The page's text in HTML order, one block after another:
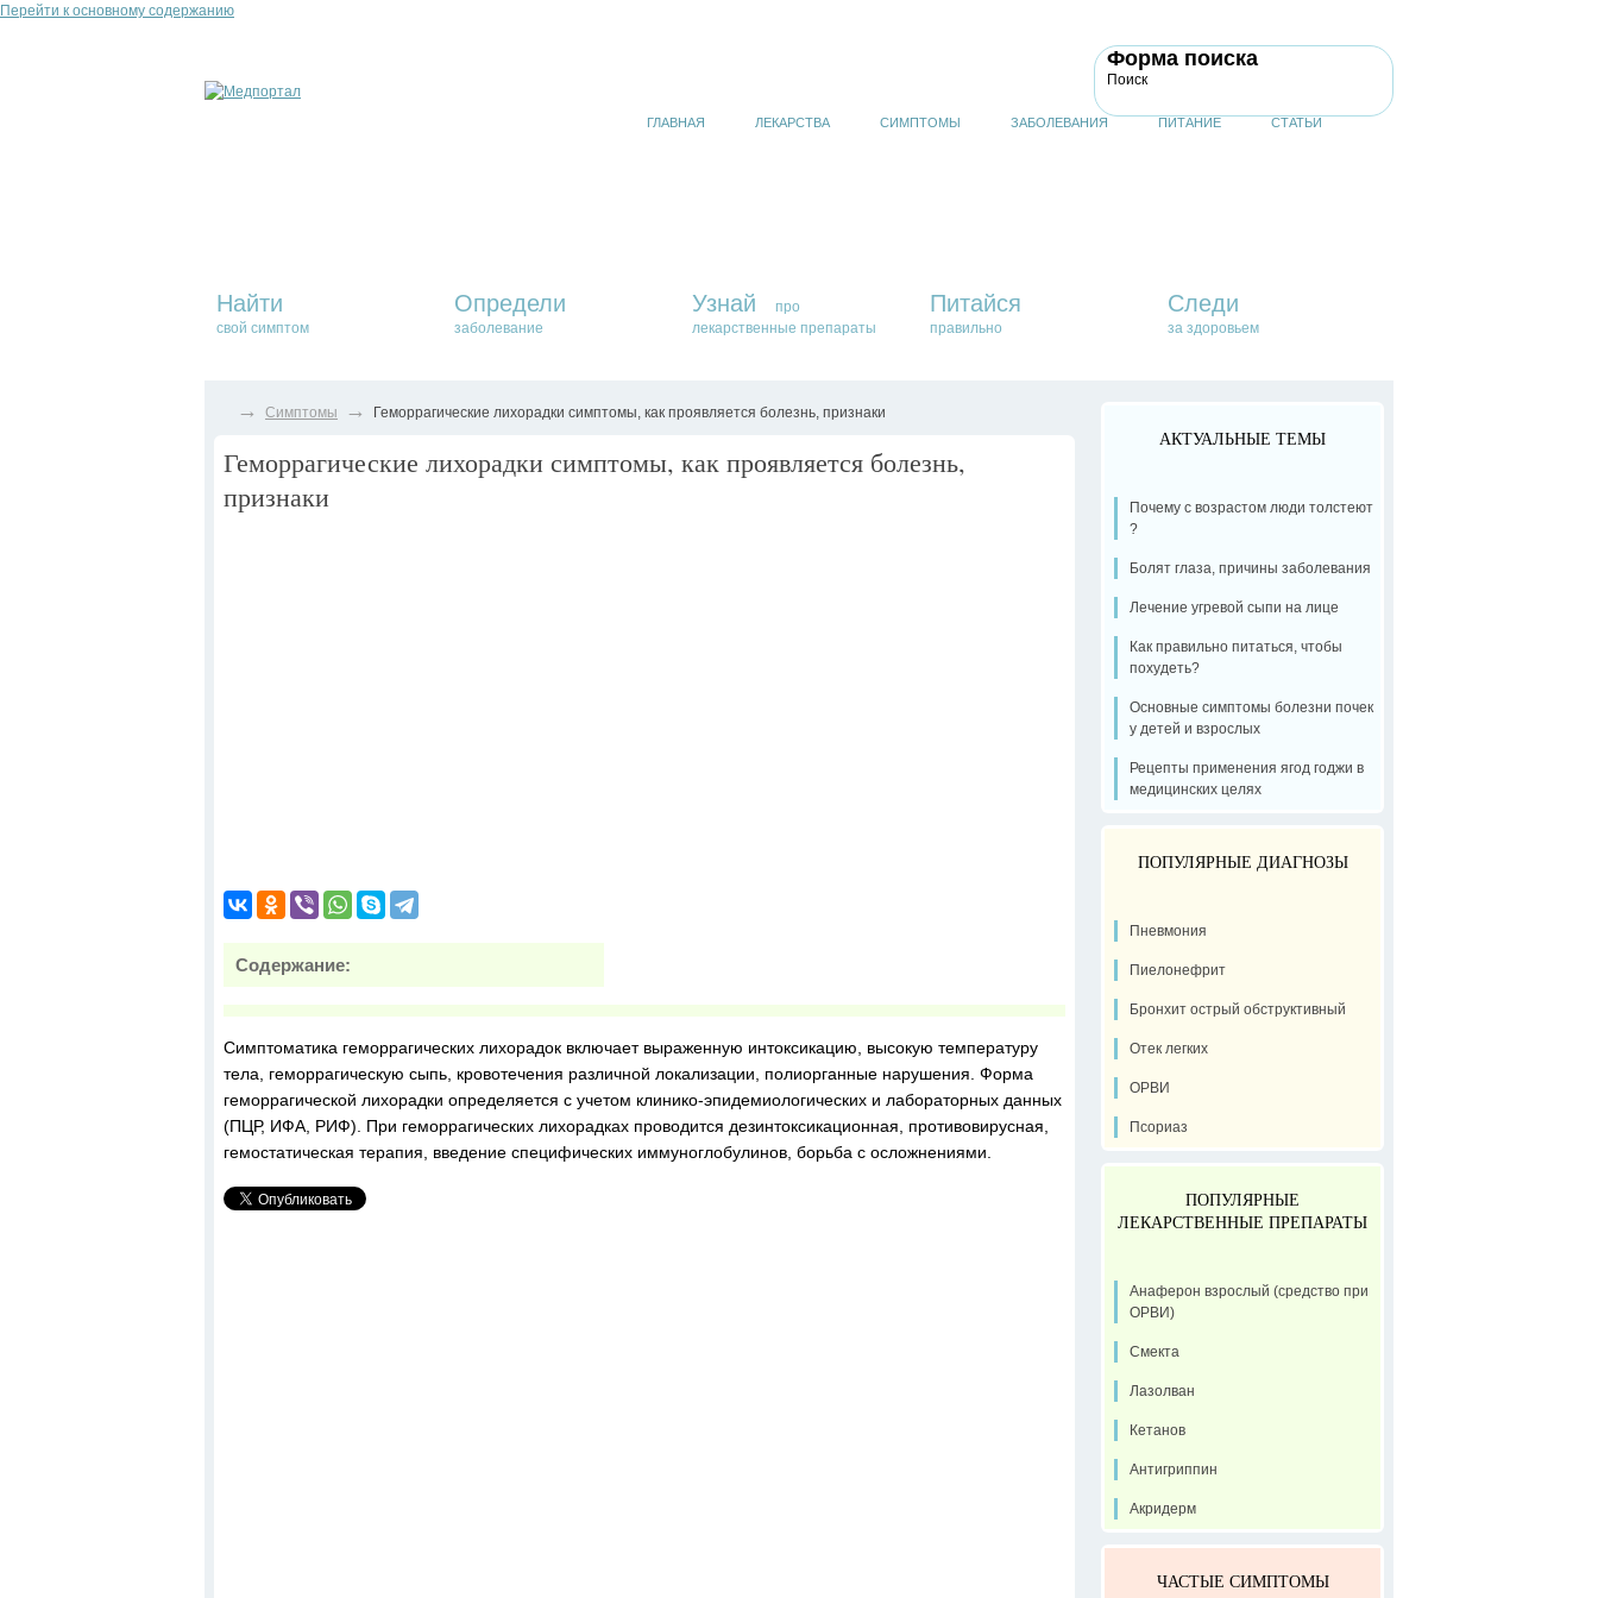
Перейти к основному содержанию
Форма поиска
Поиск
ГЛАВНАЯ ЛЕКАРСТВА СИМПТОМЫ ЗАБОЛЕВАНИЯ ПИТАНИЕ СТАТЬИ
Найти
свой симптом
Определи
заболевание
Узнай
про
лекарственные препараты
Питайся
правильно
Следи
за здоровьем
→ Симптомы → Геморрагические лихорадки симптомы, как проявляется болезнь, признаки
Геморрагические лихорадки симптомы, как проявляется болезнь,
признаки
Содержание:
Симптоматика геморрагических лихорадок включает выраженную интоксикацию, высокую температуру
тела, геморрагическую сыпь, кровотечения различной локализации, полиорганные нарушения. Форма
геморрагической лихорадки определяется с учетом клинико-эпидемиологических и лабораторных данных
(ПЦР, ИФА, РИФ). При геморрагических лихорадках проводится дезинтоксикационная, противовирусная,
гемостатическая терапия, введение специфических иммуноглобулинов, борьба с осложнениями.
АКТУАЛЬНЫЕ ТЕМЫ
Почему с возрастом люди толстеют
?
Болят глаза, причины заболевания
Лечение угревой сыпи на лице
Как правильно питаться, чтобы
похудеть?
Основные симптомы болезни почек
у детей и взрослых
Рецепты применения ягод годжи в
медицинских целях
ПОПУЛЯРНЫЕ ДИАГНОЗЫ
Пневмония
Пиелонефрит
Бронхит острый обструктивный
Отек легких
ОРВИ
Псориаз
ПОПУЛЯРНЫЕ
ЛЕКАРСТВЕННЫЕ ПРЕПАРАТЫ
Анаферон взрослый (средство при
ОРВИ)
Смекта
Лазолван
Кетанов
Антигриппин
Акридерм
ЧАСТЫЕ СИМПТОМЫ